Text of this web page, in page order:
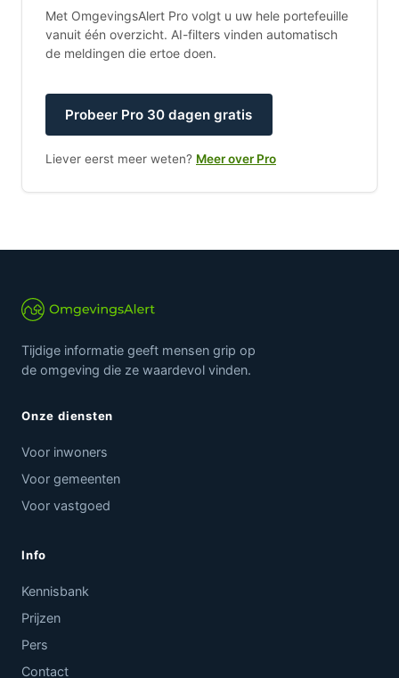
Met OmgevingsAlert Pro volgt u uw hele portefeuille
vanuit één overzicht. AI-filters vinden automatisch
de meldingen die ertoe doen.
Probeer Pro 30 dagen gratis
Liever eerst meer weten? Meer over Pro
Tijdige informatie geeft mensen grip op
de omgeving die ze waardevol vinden.
Onze diensten
Voor inwoners
Voor gemeenten
Voor vastgoed
Info
Kennisbank
Prijzen
Pers
Contact